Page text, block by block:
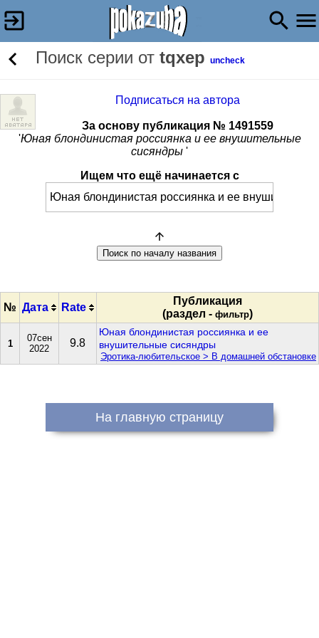
Поиск серии от tqxep uncheck
Подписаться на автора
За основу публикация № 1491559
'Юная блондинистая россиянка и ее внушительные
сисяндры '
Ищем что ещё начинается с
№ Дата Rate
Публикация
(раздел - фильтр)
1
07сен
2022
9.8
Юная блондинистая россиянка и ее
внушительные сисяндры
Эротика-любительское > В домашней обстановке
На главную страницу